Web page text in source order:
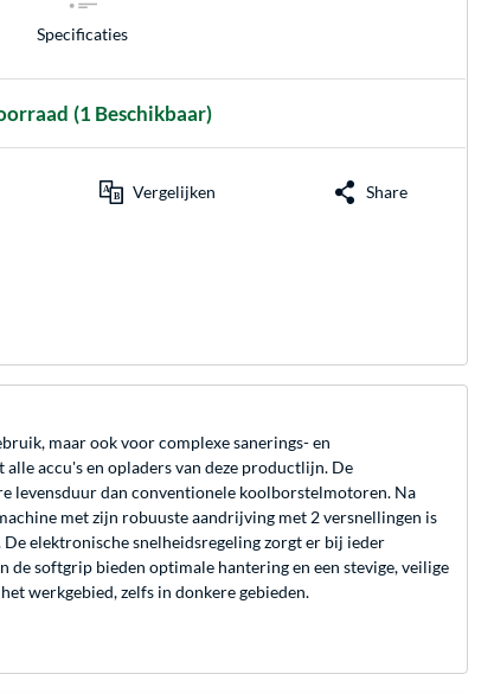
Specificaties
(1 Beschikbaar)
Vergelijken Share
maar ook voor complexe sanerings- en
accu's en opladers van deze productlijn. De
levensduur dan conventionele koolborstelmotoren. Na
met zijn robuuste aandrijving met 2 versnellingen is
elektronische snelheidsregeling zorgt er bij ieder
softgrip bieden optimale hantering en een stevige, veilige
werkgebied, zelfs in donkere gebieden.